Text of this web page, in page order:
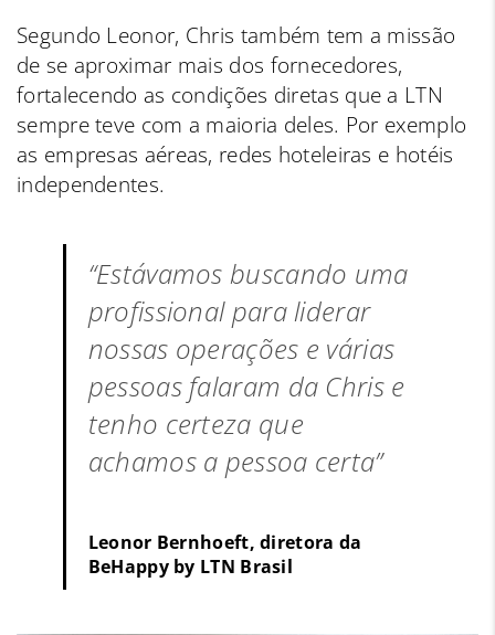
Segundo Leonor, Chris também tem a missão
de se aproximar mais dos fornecedores,
fortalecendo as condições diretas que a LTN
sempre teve com a maioria deles. Por exemplo
as empresas aéreas, redes hoteleiras e hotéis
independentes.
“Estávamos buscando uma
profissional para liderar
nossas operações e várias
pessoas falaram da Chris e
tenho certeza que
achamos a pessoa certa”
Leonor Bernhoeft, diretora da
BeHappy by LTN Brasil